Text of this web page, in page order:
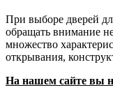
При выборе дверей
обращать внимание
множество
открывания,
На нашем сайте вы